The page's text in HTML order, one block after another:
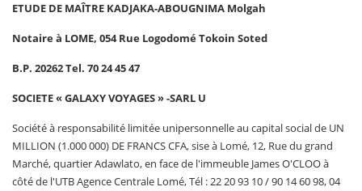
ETUDE DE MAÎTRE KADJAKA-ABOUGNIMA Molgah
Notaire à LOME, 054 Rue Logodomé Tokoin Soted
B.P. 20262 Tel. 70 24 45 47
SOCIETE«GALAXY VOYAGES» -SARL U
Société à responsabilité limitée unipersonnelle au capital social de UN
MILLION (1.000 000) DE FRANCS CFA, sise à Lomé, 12, Rue du grand
Marché, quartier Adawlato, en face de l'immeuble James O'CLOO à
côté de l'UTB Agence Centrale Lomé, Tél : 22 20 93 10 / 90 14 60 98, 04